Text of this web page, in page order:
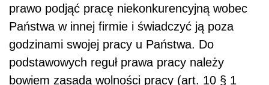
prawo podjąć pracę niekonkurencyjną wobec
Państwa w innej firmie i świadczyć ją poza
godzinami swojej pracy u Państwa. Do
podstawowych reguł prawa pracy należy
bowiem zasada wolności pracy (art. 10 § 1